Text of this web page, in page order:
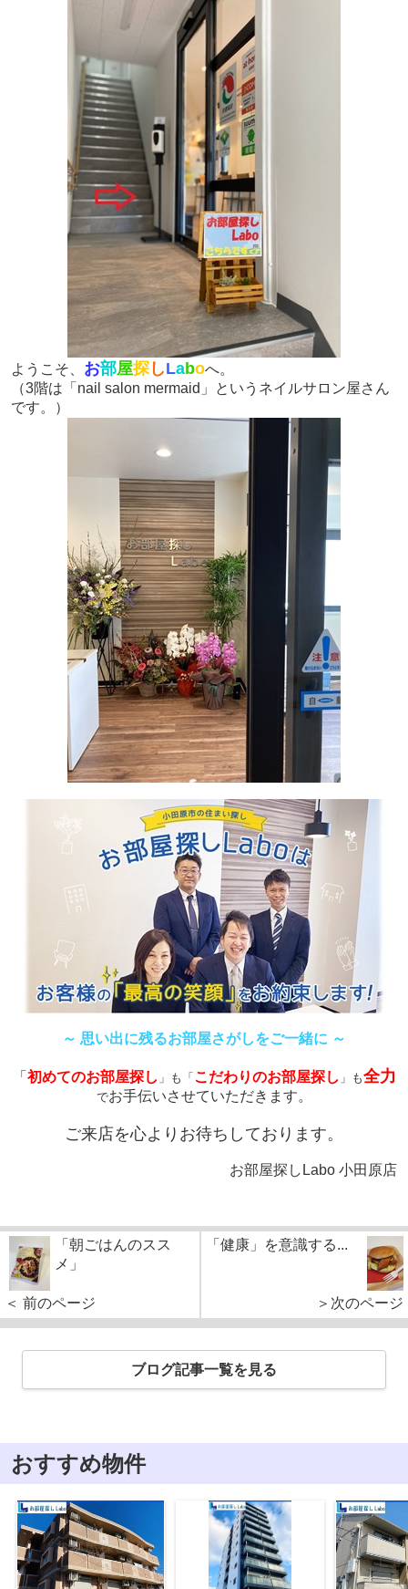
ようこそ、 お部屋探しLaboへ。
（3階は「 nail salon mermaid 」というネイルサロン屋さん
です。
）
～ 思い出に残るお部屋さがしをご一緒に ～
「 初めてのお部屋探し 」も「 こだわりのお部屋探し 」も全力
でお手伝いさせていただきます。
ご来店を心よりお待ちしております。
お部屋探しLabo 小田原店
「朝ごはんのスス
メ」
＜ 前のページ
「健康」を意識する...
＞次のページ
ブログ記事一覧を見る
おすすめ物件